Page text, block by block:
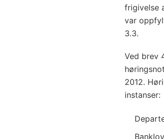
frigivelse
var
3.3.
Ved brev
2012.
instanser: